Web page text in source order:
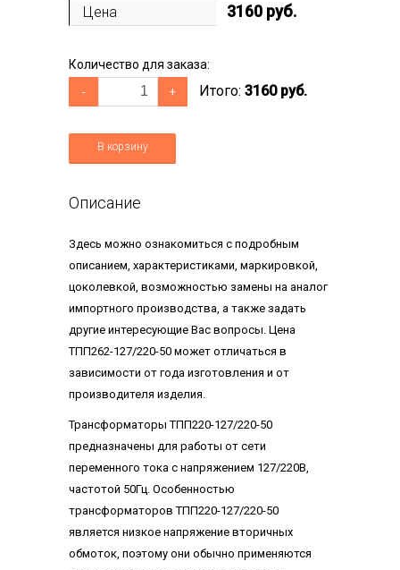
Цена 3160 руб.
Количество для заказа:
- + Итого: 3160 руб.
В корзину
Описание
Здесь можно ознакомиться с подробным
описанием, характеристиками, маркировкой,
цоколевкой, возможностью замены на аналог
импортного производства, а также задать
другие интересующие Вас вопросы. Цена
ТПП262-127/220-50 может отличаться в
зависимости от года изготовления и от
производителя изделия.
Трансформаторы ТПП220-127/220-50
предназначены для работы от сети
переменного тока с напряжением 127/220В,
частотой 50Гц. Особенностью
трансформаторов ТПП220-127/220-50
является низкое напряжение вторичных
обмоток, поэтому они обычно применяются